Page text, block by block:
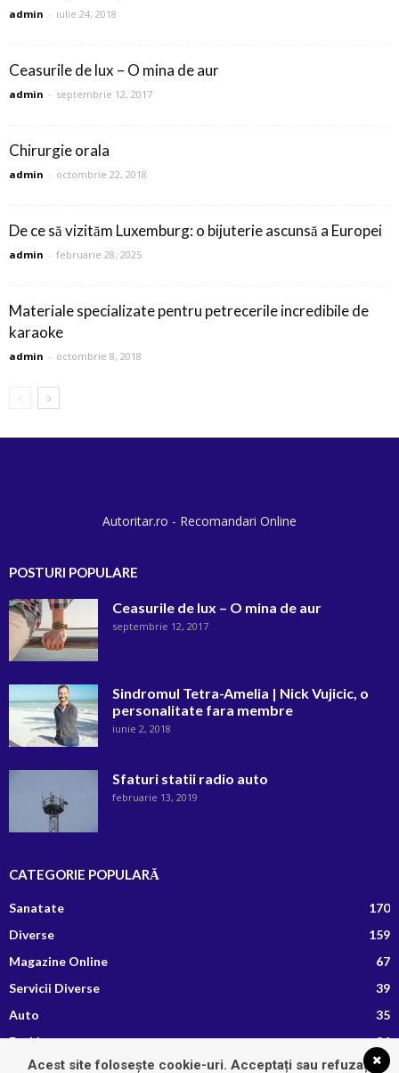
admin - iulie 24, 2018
Ceasurile de lux – O mina de aur
admin - septembrie 12, 2017
Chirurgie orala
admin - octombrie 22, 2018
De ce să vizităm Luxemburg: o bijuterie ascunsă a Europei
admin - februarie 28, 2025
Materiale specializate pentru petrecerile incredibile de
karaoke
admin - octombrie 8, 2018
Autoritar.ro - Recomandari Online
POSTURI POPULARE
Ceasurile de lux – O mina de aur
septembrie 12, 2017
Sindromul Tetra-Amelia | Nick Vujicic, o
personalitate fara membre
iunie 2, 2018
Sfaturi statii radio auto
februarie 13, 2019
CATEGORIE POPULARĂ
Sanatate
170
Diverse
159
Magazine Online
67
Servicii Diverse
39
Auto
35
Fashion
26
Afaceri si Finante
13
Acest site folosește cookie-uri. Acceptați sau refuzați